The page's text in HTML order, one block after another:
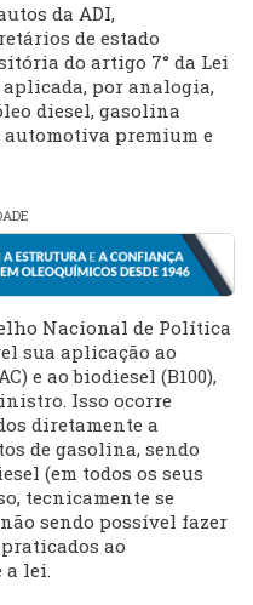
da ADI,
de estado
do artigo 7° da Lei
aplicada, por analogia,
diesel, gasolina
premium e
Nacional de Política
sua aplicação ao
e ao biodiesel (B100),
Isso ocorre
diretamente a
de gasolina, sendo
(em todos os seus
tecnicamente se
sendo possível fazer
ao
a lei.